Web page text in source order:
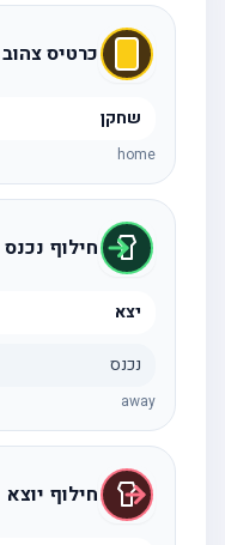
כרטיס צהוב
שחקן
home
חילוף נכנס
יצא
נכנס
away
חילוף יוצא